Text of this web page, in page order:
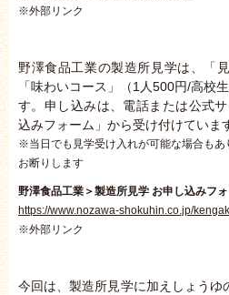
※外部リンク
野澤食品工業の製造所見学は、「
「味わいコース」（1人500円/高校
す。申し込みは、電話または公式
込みフォーム」から受け付けていま
※当日でも見学受け入れが可能な場合もあ
お断りします
野澤食品工業＞製造所見学 お申し込みフ
https://www.nozawa-shokuhin.co.jp/
※外部リンク
今回は、製造所見学に加えしょうゆ